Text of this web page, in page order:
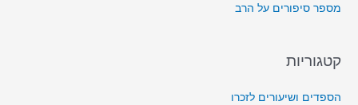
מספר סיפורים על הרב
קטגוריות
הספדים ושיעורים לזכרו